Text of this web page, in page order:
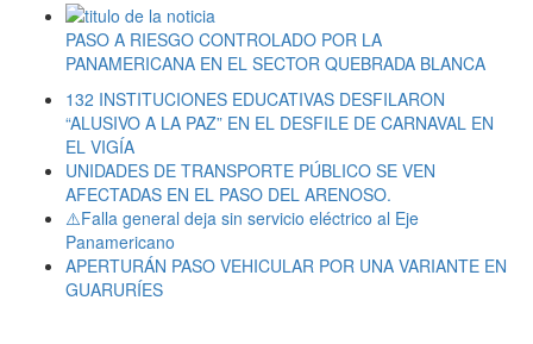
PASO A RIESGO CONTROLADO POR LA
PANAMERICANA EN EL SECTOR QUEBRADA BLANCA
132 INSTITUCIONES EDUCATIVAS DESFILARON
“ALUSIVO A LA PAZ” EN EL DESFILE DE CARNAVAL EN
EL VIGÍA
UNIDADES DE TRANSPORTE PÚBLICO SE VEN
AFECTADAS EN EL PASO DEL ARENOSO.
⚠️Falla general deja sin servicio eléctrico al Eje
Panamericano
APERTURÁN PASO VEHICULAR POR UNA VARIANTE EN
GUARURÍES